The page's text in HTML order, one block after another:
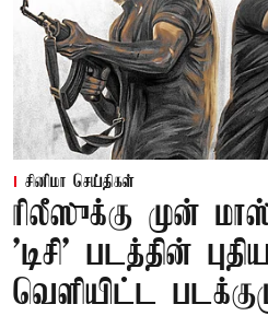
சினிமா செய்திகள்
ரிலீஸுக்கு முன்
'டிசி' படத்தின்
வெளியிட்ட